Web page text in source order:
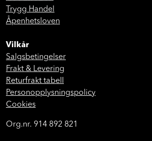
Trygg Handel
Åpenhetsloven
Vilkår
Salgsbetingelser
Frakt & Levering
Returfrakt tabell
Personopplysningspolicy
Cookies
Org.nr. 914 892 821